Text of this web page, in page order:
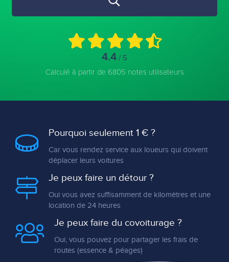
4.4 / 5
Calculé à partir de 6805 notes utilisateurs
Pourquoi seulement 1 € ?
Car vous rendez service aux loueurs qui doivent
déplacer leurs voitures
Je peux faire un détour ?
Oui vous avez suffisamment de kilomètres et une
location de 24 heures
Je peux faire du covoiturage ?
Oui, vous pouvez pour partager les frais de
routes (essence & péages)